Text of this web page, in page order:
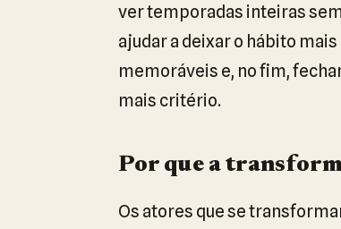
ver temporadas inteiras
ajudar a deixar o hábito
memoráveis e, no fim,
mais critério.
Por que a
Os atores que se